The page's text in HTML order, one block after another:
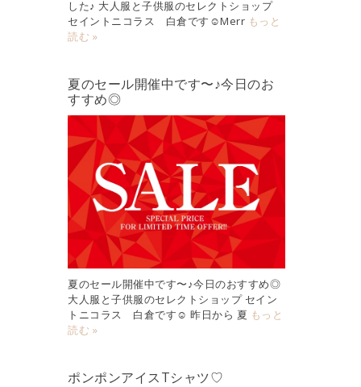
した♪ 大人服と子供服のセレクトショップ
セイントニコラス 白倉です☺︎Merr もっと
読む »
夏のセール開催中です〜♪今日のお
すすめ◎
夏のセール開催中です〜♪今日のおすすめ◎
大人服と子供服のセレクトショップ セイン
トニコラス 白倉です☺︎ 昨日から 夏 もっと
読む »
ポンポンアイスTシャツ♡